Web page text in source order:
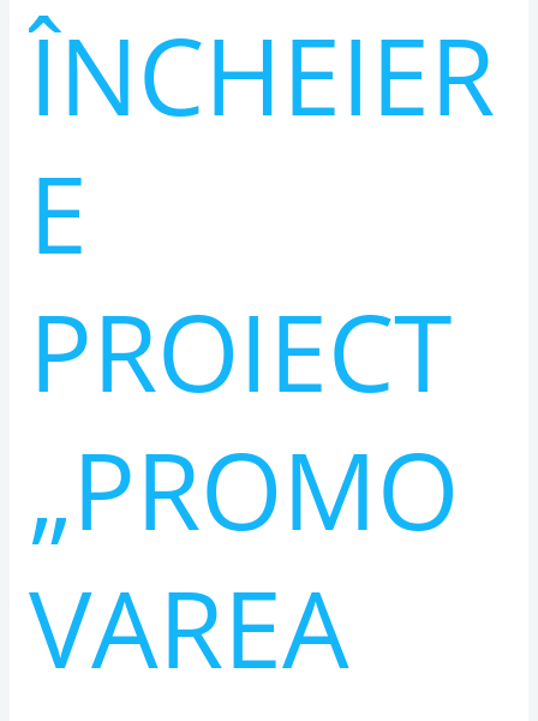
ÎNCHEIER
E
PROIECT
„PROMO
VAREA
ÎNCHEIERE
PROIECT
„PROMOVAREA
CULTURII
ÎN
2025”